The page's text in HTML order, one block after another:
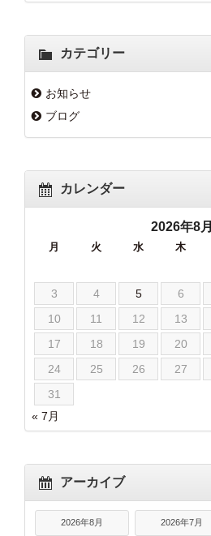
カテゴリー
お知らせ
ブログ
カレンダー
2026年8月
月 火 水 木
3
4 5 6
10
11 12 13
17
18 19 20
24
25 26 27
31
« 7月
アーカイブ
2026年8月 2026年7月